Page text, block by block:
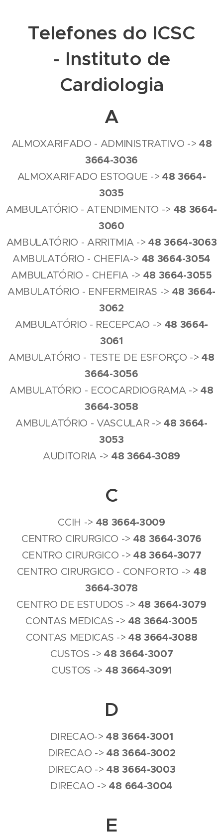
Telefones do ICSC
- Instituto de
Cardiologia
A
ALMOXARIFADO - ADMINISTRATIVO -> 48
3664-3036
ALMOXARIFADO ESTOQUE -> 48 3664-
3035
AMBULATÓRIO - ATENDIMENTO -> 48 3664-
3060
AMBULATÓRIO - ARRITMIA -> 483664-3063
AMBULATÓRIO - CHEFIA-> 48 3664-3054
AMBULATÓRIO - CHEFIA -> 48 3664-3055
AMBULATÓRIO - ENFERMEIRAS -> 48 3664-
3062
AMBULATÓRIO - RECEPCAO -> 48 3664-
3061
AMBULATÓRIO - TESTE DE ESFORÇO -> 48
3664-3056
AMBULATÓRIO - ECOCARDIOGRAMA -> 48
3664-3058
AMBULATÓRIO - VASCULAR -> 483664-
3053
AUDITORIA -> 48 3664-3089
C
CCIH -> 48 3664-3009
CENTRO CIRURGICO -> 48 3664-3076
CENTRO CIRURGICO ->483664-3077
CENTRO CIRURGICO - CONFORTO -> 48
3664-3078
CENTRO DE ESTUDOS -> 48 3664-3079
CONTAS MEDICAS -> 48 3664-3005
CONTAS MEDICAS ->483664-3088
CUSTOS ->48 3664-3007
CUSTOS -> 48 3664-3091
D
DIRECAO->48 3664-3001
DIRECAO ->483664-3002
DIRECAO ->483664-3003
DIRECAO -> 48 664-3004
E